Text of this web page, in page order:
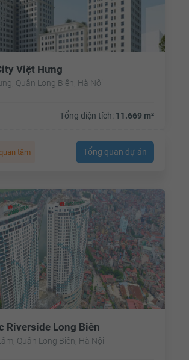
Việt Hưng
Quận Long Biên, Hà Nội
Tổng diện tích: 11.669 m²
tâm Tổng quan dự án
Riverside Long Biên
Quận Long Biên, Hà Nội